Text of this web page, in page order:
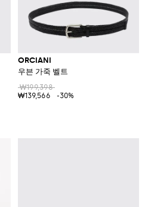
ORCIANI
우븐 가죽 벨트
₩199,398
₩139,566
-30%